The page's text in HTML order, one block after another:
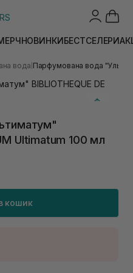
НОВИНКИБЕСТСЕЛЕРИ
вода Парфумована вода
Ultimatum 100 мл
кошик